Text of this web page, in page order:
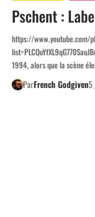
Pschent :
https://www.youtube.com/
1994, alors que la scène
ParFrench Godgiven5